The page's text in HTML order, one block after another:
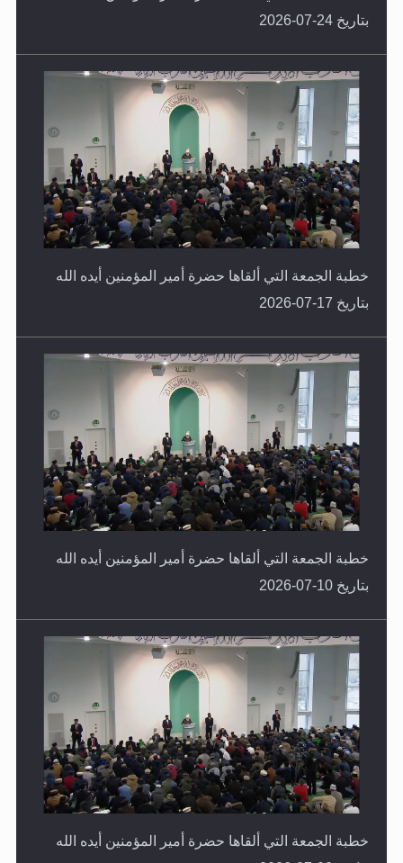
بتاريخ 24-07-2026
خطبة الجمعة التي ألقاها حضرة أمير المؤمنين أيده الله
بتاريخ 17-07-2026
خطبة الجمعة التي ألقاها حضرة أمير المؤمنين أيده الله
بتاريخ 10-07-2026
خطبة الجمعة التي ألقاها حضرة أمير المؤمنين أيده الله